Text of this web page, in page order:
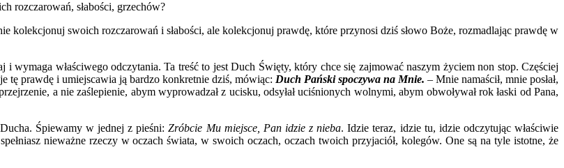
rozczarowań, słabości, grzechów?
kolekcjonuj swoich rozczarowań i słabości, ale kolekcjonuj prawdę, które przynosi dziś słowo Boże, rozmadlając prawdę w
i wymaga właściwego odczytania. Ta treść to jest Duch Święty, który chce się zajmować naszym życiem non stop. Częściej
tę prawdę i umiejscawia ją bardzo konkretnie dziś, mówiąc: Duch Pański spoczywa na Mnie. – Mnie namaścił, mnie posłał,
a nie zaślepienie, abym wyprowadzał z ucisku, odsyłał uciśnionych wolnymi, abym obwoływał rok łaski od Pana,
Ducha. Śpiewamy w jednej z pieśni:Zróbcie Mu miejsce, Pan idzie z nieba. Idzie teraz, idzie tu, idzie odczytując właściwie
nieważne rzeczy w oczach świata, w swoich oczach, oczach twoich przyjaciół, kolegów. One są na tyle istotne, że